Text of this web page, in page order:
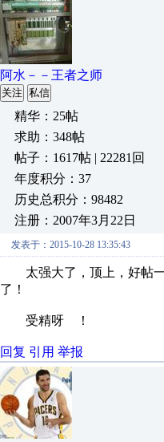
阿水－－王者之师
关注 私信
精华：25帖
求助：348帖
帖子：1617帖 | 22281回
年度积分：37
历史总积分：98482
注册：2007年3月22日
发表于：2015-10-28 13:35:43
太强大了，顶上，好帖
了！
受精呀 ！
回复 引用 举报